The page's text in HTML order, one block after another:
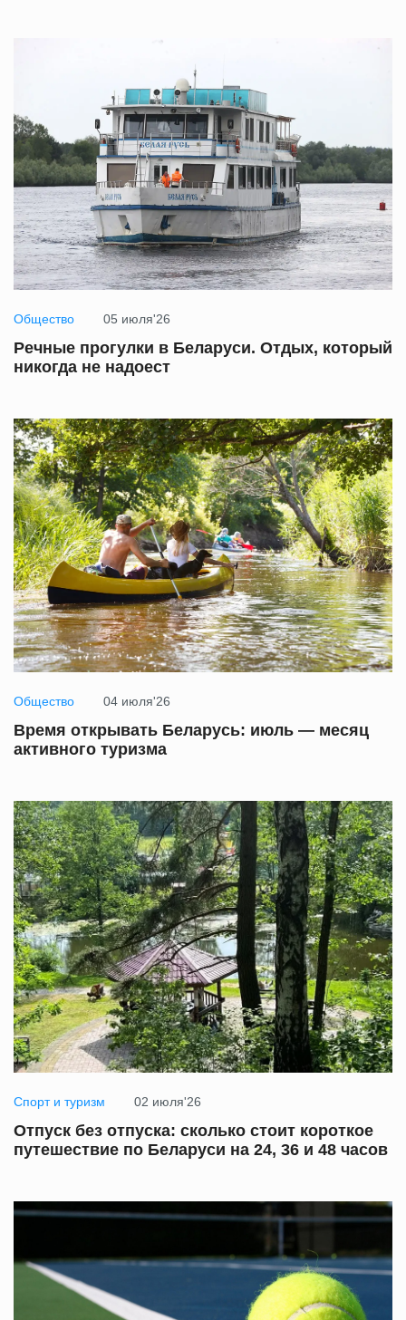
Общество 05 июля'26
Речные прогулки в Беларуси. Отдых, который
никогда не надоест
Общество 04 июля'26
Время открывать Беларусь: июль — месяц
активного туризма
Спорт и туризм 02 июля'26
Отпуск без отпуска: сколько стоит короткое
путешествие по Беларуси на 24, 36 и 48 часов